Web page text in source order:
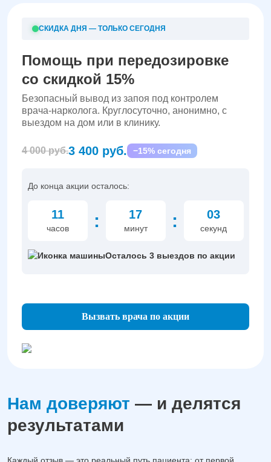
СКИДКА ДНЯ — ТОЛЬКО СЕГОДНЯ
Помощь при передозировке
со скидкой 15%
Безопасный вывод из запоя под контролем
врача-нарколога. Круглосуточно, анонимно, с
выездом на дом или в клинику.
4 000 руб.3 400 руб. −15% сегодня
До конца акции осталось:
11
часов : 17
минут : 02
секунд
Осталось 3 выездов по акции
Вызвать врача по акции
Нам доверяют — и делятся
результатами